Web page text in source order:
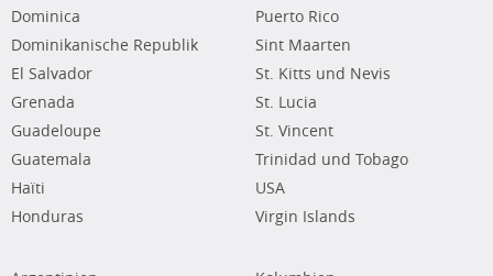
Dominica
Dominikanische Republik
El Salvador
Grenada
Guadeloupe
Guatemala
Haïti
Honduras
Puerto Rico
Sint Maarten
St. Kitts und Nevis
St. Lucia
St. Vincent
Trinidad und Tobago
USA
Virgin Islands